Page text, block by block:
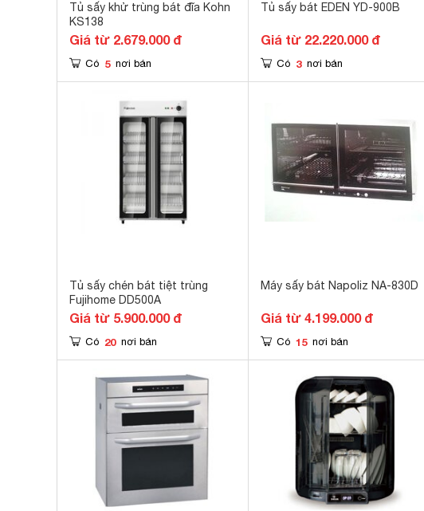
Tủ sấy khử trùng bát đĩa Kohn
KS138
Giá từ 2.679.000 đ
Có 5 nơi bán
Tủ sấy bát EDEN YD-900B
Giá từ 22.220.000 đ
Có 3 nơi bán
Tủ sấy chén bát tiệt trùng
Fujihome DD500A
Giá từ 5.900.000 đ
Có 20 nơi bán
Máy sấy bát Napoliz NA-830D
Giá từ 4.199.000 đ
Có 15 nơi bán